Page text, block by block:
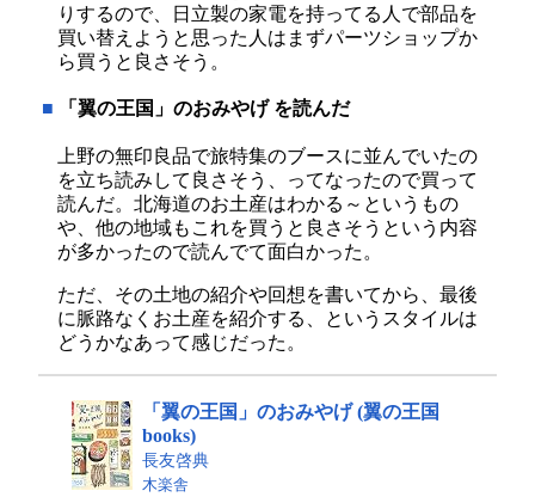
りするので、日立製の家電を持ってる人で部品を
買い替えようと思った人はまずパーツショップか
ら買うと良さそう。
■ 「翼の王国」のおみやげ を読んだ
上野の無印良品で旅特集のブースに並んでいたの
を立ち読みして良さそう、ってなったので買って
読んだ。北海道のお土産はわかる～というもの
や、他の地域もこれを買うと良さそうという内容
が多かったので読んでて面白かった。
ただ、その土地の紹介や回想を書いてから、最後
に脈路なくお土産を紹介する、というスタイルは
どうかなあって感じだった。
「翼の王国」のおみやげ (翼の王国
books)
長友啓典
木楽舎